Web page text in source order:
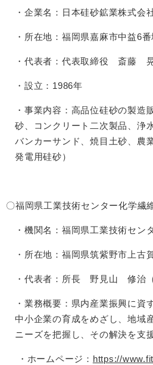
・企業名：日本硅砂鉱業株式会
・所在地：福岡県嘉麻市中益6
・代表者：代表取締役 斎藤
・設立：1986年
・事業内容：高品位硅砂の製造
砂、コンクリート二次製品、浄
バンカーサンド、焼目土砂、農
発電用硅砂）
〇福岡県工業技術センター化学繊
・機関名：福岡県工業技術セン
・所在地：福岡県筑紫野市上古
・代表者：所長 野見山 修治
・業務概要：県内産業振興に資
中小企業の育成をめざし、地域
ニーズを把握し、その解決を支
・ホームページ： https://